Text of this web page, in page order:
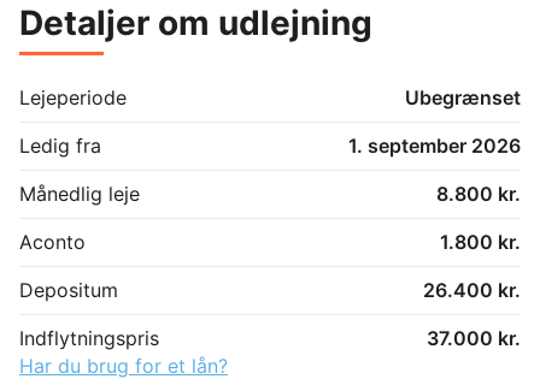
Detaljer om udlejning
Lejeperiode
Ubegrænset
Ledig fra
1. september 2026
Månedlig leje
8.800 kr.
Aconto
1.800 kr.
Depositum
26.400 kr.
Indflytningspris
37.000 kr.
Har du brug for et lån?